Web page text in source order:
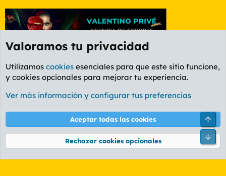
Etiquetas
Cookies
PL OLDSTYLE AMARILLO
Términos y reglas Política de privacidad Ayuda
Community platform by XenForo® © 2010-2026 XenForo Ltd.
Valoramos tu privacidad
Utilizamos cookies esenciales para que este sitio funcione,
y cookies opcionales para mejorar tu experiencia.
Ver más información y configurar tus preferencias
Aceptar todas las cookies
Rechazar cookies opcionales
Pie